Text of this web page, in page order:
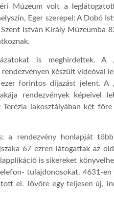
Múzeum volt a
Eger szerepel: A Dobó
István Király Múzeumba
is meghirdettek. A
készült videóval
forintos díjazást jelent. A
rendezvények képeivel
lakosztályában két főre
a rendezvény honlapját
67 ezren látogattak az
is sikereket
tulajdonosokat. 4631-
el. Jövőre egy teljesen új,